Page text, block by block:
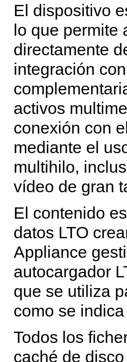
El dispositivo
lo que permite
directamente
integración
activos
conexión con
mediante el
multihilo,
vídeo de gran
El contenido
datos LTO
Appliance
autocargador
que se utiliza
como se
Todos los
caché de